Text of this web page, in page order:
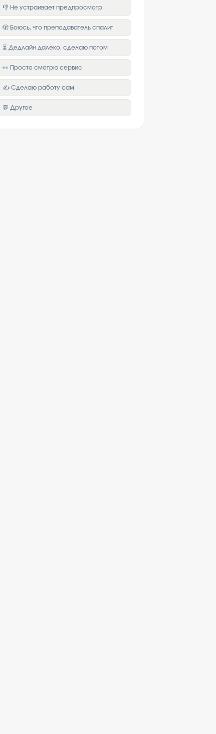
👎 Не устраивает предпросмотр
🫣 Боюсь, что преподаватель спалит
⏳ Дедлайн далеко, сделаю потом
👀 Просто смотрю сервис
✍️ Сделаю работу сам
💬 Другое